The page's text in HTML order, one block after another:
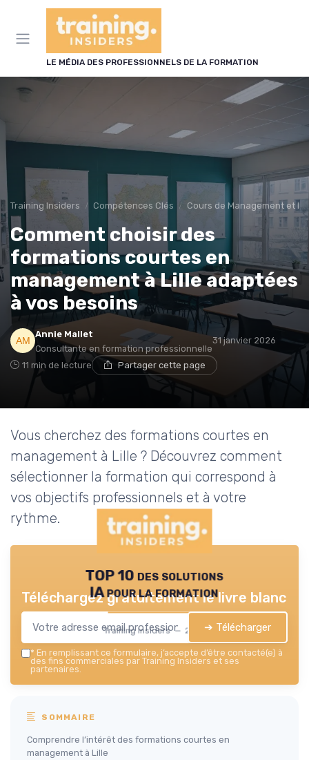
LE MÉDIA DES PROFESSIONNELS DE LA FORMATION
Training Insiders Compétences Clés Cours de Management et
Comment choisir des
formations courtes en
management à Lille adaptées
à vos besoins
Annie Mallet
Consultante en formation professionnelle
31 janvier 2026
11 min de lecture Partager cette page
Vous cherchez des formations courtes en
management à Lille ? Découvrez comment
sélectionner la formation qui correspond à
vos objectifs professionnels et à votre
rythme.
TOP 10 des solutions
IA pour la formation
Training Insiders — 2026
Téléchargez gratuitement le livre blanc
➔ Télécharger
* En remplissant ce formulaire, j’accepte d’être contacté(e) à
des fins commerciales par Training Insiders et ses
partenaires.
SOMMAIRE
Comprendre l’intérêt des formations courtes en
management à Lille
Panneau de gestion des cookies